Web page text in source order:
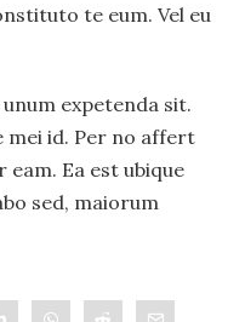
te eum. Vel eu
expetenda sit.
mei id. Per no affert
Ea est ubique
sed, maiorum